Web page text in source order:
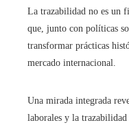
La trazabilidad no es un
que, junto con políticas
transformar prácticas
mercado internacional.
Una mirada integrada
laborales y la